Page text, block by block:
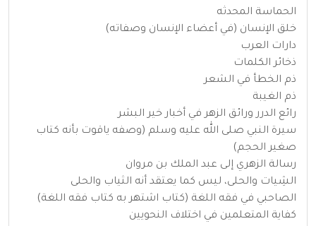
الحماسة المحدثه
خلق الإنسان (في أعضاء الإنسان وصفاته)
دارات العرب
ذخائر الكلمات
ذم الخطأ في الشعر
ذم الغيبة
رائع الدرر ورائق الزهر في أخبار خير البشر
سيرة النبي صلى الله عليه وسلم (وصفه ياقوت بأنه كتاب
صغير الحجم)
رسالة الزهري إلى عبد الملك بن مروان
الشِيات والحلى، ليس كما يعتقد أنه الثياب والحلى
الصاحبي في فقه اللغة (كتاب اشتهر به كتاب فقه اللغة)
كفاية المتعلمين في اختلاف النحويين